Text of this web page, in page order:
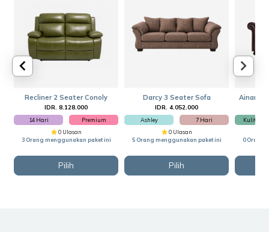
Recliner 2 Seater Conoly
IDR. 8.128.000
14 Hari
Premium
0 Ulasan
3 Orang menggunakan paket ini
Pilih
Darcy 3 Seater Sofa
IDR. 4.052.000
Ashley
7 Hari
0 Ulasan
5 Orang menggunakan paket ini
Pilih
Ainara
Kulit
0 Orang